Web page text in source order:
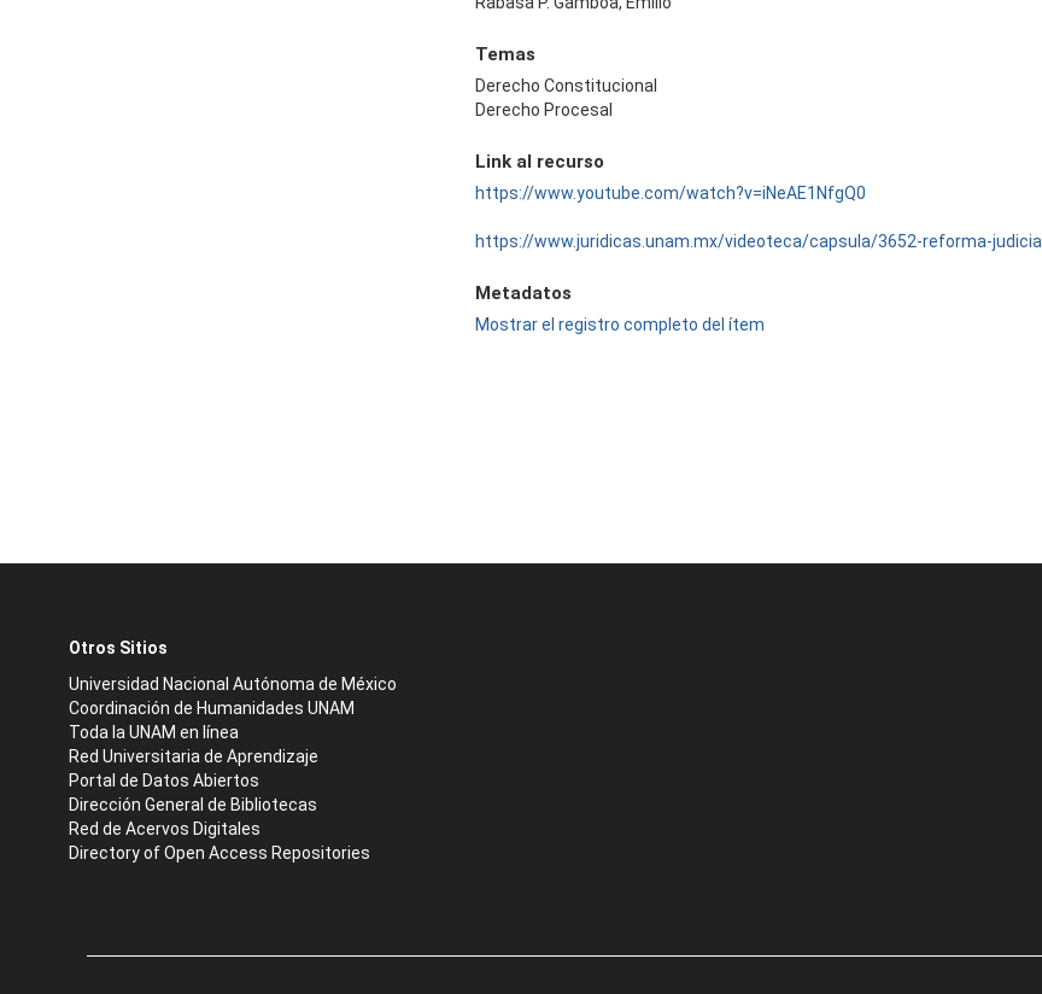
Temas
Derecho Constitucional
Derecho Procesal
Link al recurso
https://www.youtube.com/watch?v=iNeAE1NfgQ0
https://www.juridicas.unam.mx/videoteca/capsula/3652-reforma-judicial
Metadatos
Mostrar el registro completo del ítem
Otros Sitios
Universidad Nacional Autónoma de México
Coordinación de Humanidades UNAM
Toda la UNAM en línea
Red Universitaria de Aprendizaje
Portal de Datos Abiertos
Dirección General de Bibliotecas
Red de Acervos Digitales
Directory of Open Access Repositories